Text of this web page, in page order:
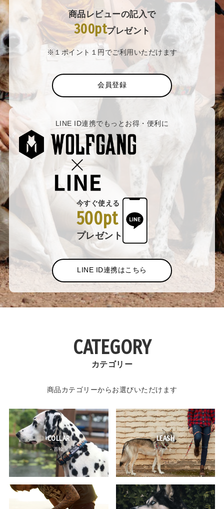
商品レビューの記入で
300ptプレゼント
※１ポイント１円でご利用いただけます
会員登録
LINE ID連携でもっとお得・便利に
今すぐ使える
500pt
プレゼント
LINE ID連携はこちら
CATEGORY
カテゴリー
商品カテゴリーからお選びいただけます
COLLAR
- 首輪 -
LEASH
- リード -